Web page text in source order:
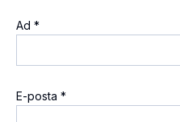
Ad *
E-posta *